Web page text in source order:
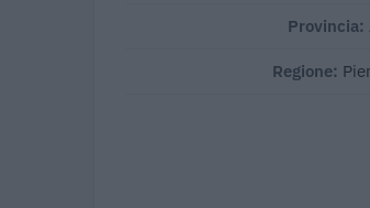
Provincia:
Regione: